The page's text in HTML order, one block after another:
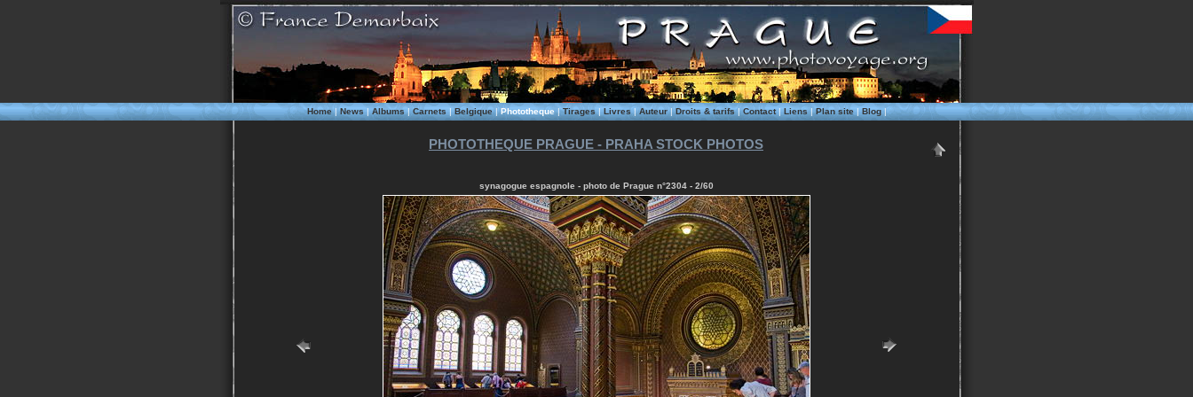
Home|News| Albums| Carnets|Belgique|Phototheque|Tirages|Livres|Auteur|Droits & tarifs|Contact|Liens|Plan site|Blog|
PHOTOTHEQUE PRAGUE - PRAHA STOCK PHOTOS
synagogue espagnole - photo de Prague n°2304 - 2/60